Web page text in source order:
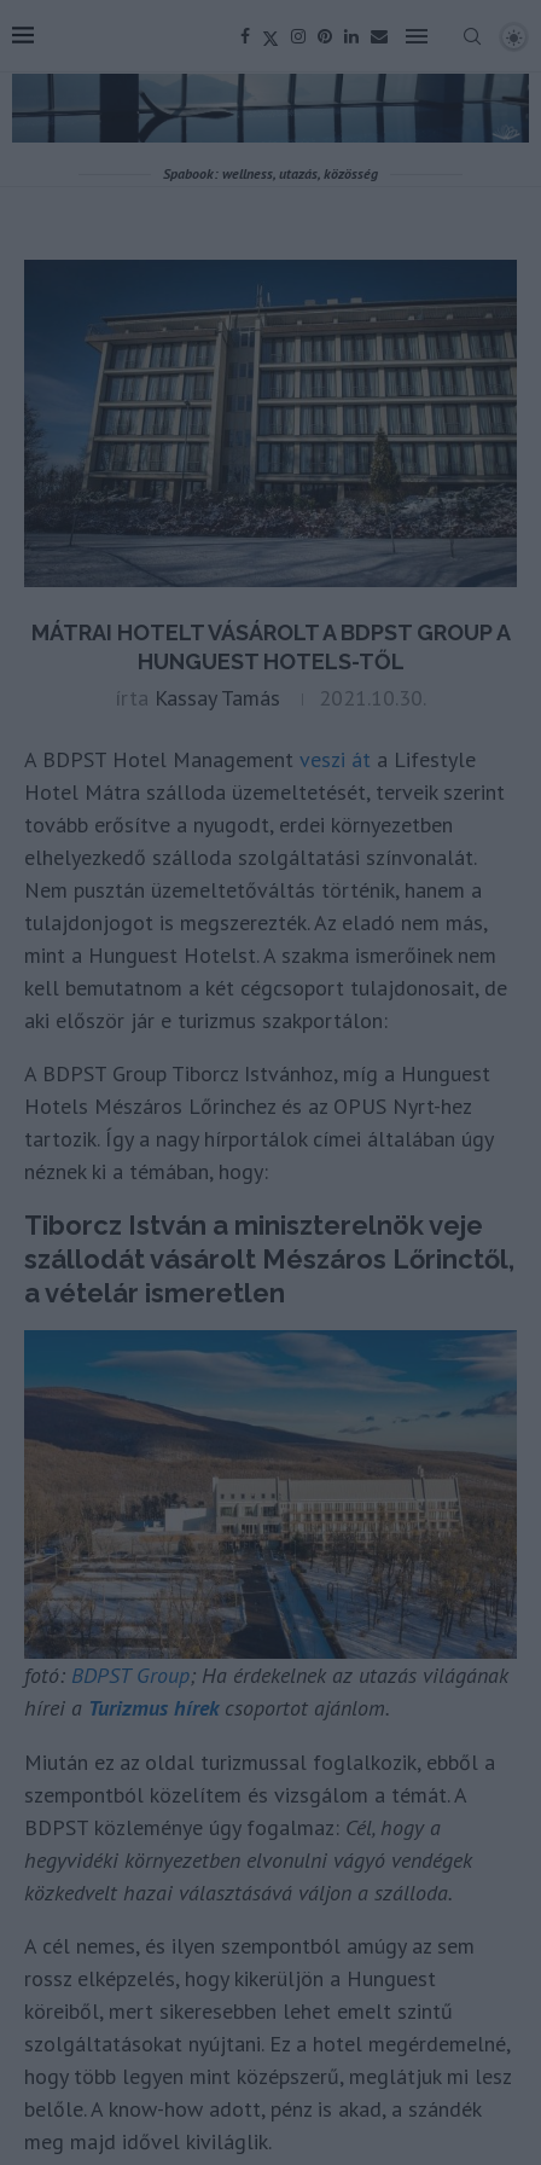
Spabook: wellness, utazás, közösség
MÁTRAI HOTELT VÁSÁROLT A BDPST GROUP A
HUNGUEST HOTELS-TŐL
írta Kassay Tamás 2021.10.30.
A BDPST Hotel Management veszi át a Lifestyle
Hotel Mátra szálloda üzemeltetését, terveik szerint
tovább erősítve a nyugodt, erdei környezetben
elhelyezkedő szálloda szolgáltatási színvonalát.
Nem pusztán üzemeltetőváltás történik, hanem a
tulajdonjogot is megszerezték. Az eladó nem más,
mint a Hunguest Hotelst. A szakma ismerőinek nem
kell bemutatnom a két cégcsoport tulajdonosait, de
aki először jár e turizmus szakportálon:
A BDPST Group Tiborcz Istvánhoz, míg a Hunguest
Hotels Mészáros Lőrinchez és az OPUS Nyrt-hez
tartozik. Így a nagy hírportálok címei általában úgy
néznek ki a témában, hogy:
Tiborcz István a miniszterelnök veje
szállodát vásárolt Mészáros Lőrinctől,
a vételár ismeretlen
fotó: BDPST Group; Ha érdekelnek az utazás világának
hírei a Turizmus hírekcsoportot ajánlom.
Miután ez az oldal turizmussal foglalkozik, ebből a
szempontból közelítem és vizsgálom a témát. A
BDPST közleménye úgy fogalmaz: Cél, hogy a
hegyvidéki környezetben elvonulni vágyó vendégek
közkedvelt hazai választásává váljon a szálloda.
A cél nemes, és ilyen szempontból amúgy az sem
rossz elképzelés, hogy kikerüljön a Hunguest
köreiből, mert sikeresebben lehet emelt szintű
szolgáltatásokat nyújtani. Ez a hotel megérdemelné,
hogy több legyen mint középszerű, meglátjuk mi lesz
belőle. A know-how adott, pénz is akad, a szándék
meg majd idővel kiviláglik.